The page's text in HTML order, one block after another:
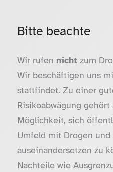
Bitte beachte
Wir rufen nicht zum
Wir beschäftigen uns
stattfindet. Zu einer
Risikoabwägung gehört
Möglichkeit, sich
Umfeld mit Drogen
auseinandersetzen zu
Nachteile wie